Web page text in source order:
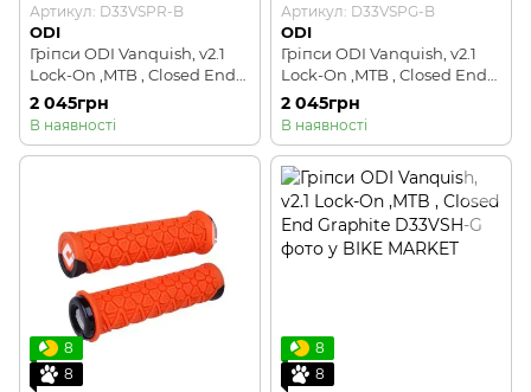
Артикул: D33VSPR-B
ODI
Гріпси ODI Vanquish, v2.1
Lock-On ,MTB , Closed End
Purple/Met Purp w/Blk
2 045грн
В наявності
Артикул: D33VSPG-B
ODI
Гріпси ODI Vanquish, v2.1
Lock-On ,MTB , Closed End
Pink/Gray w/Blk
2 045грн
В наявності
8
8
8
8